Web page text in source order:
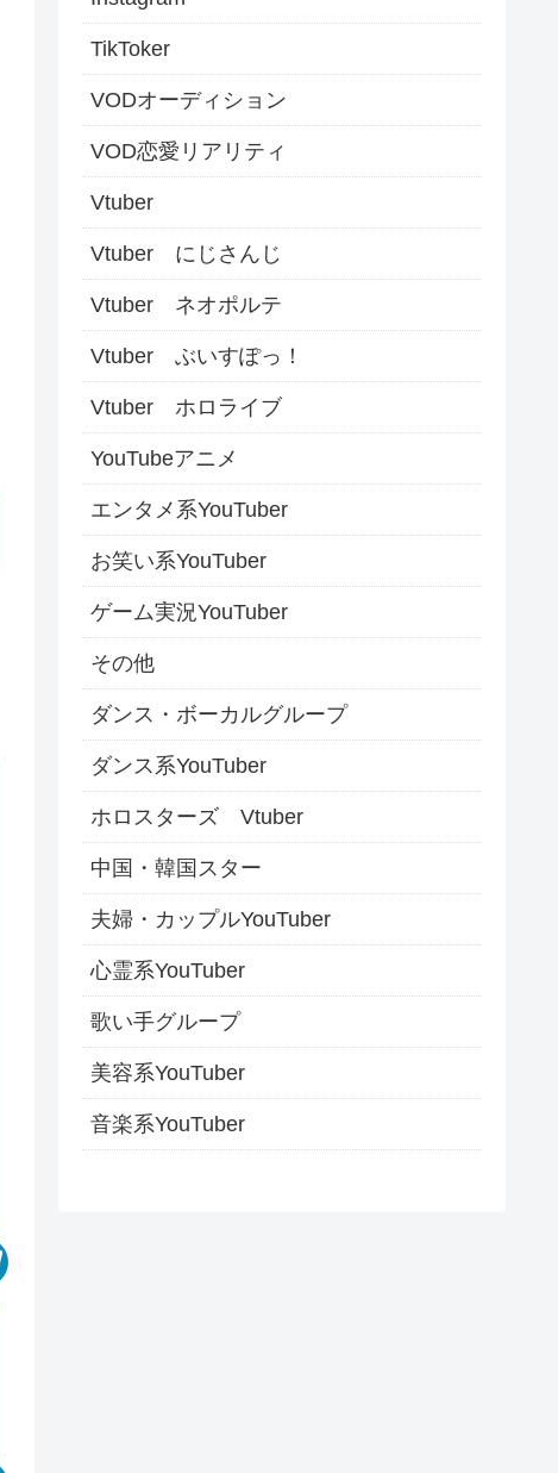
TikToker
VODオーディション
VOD恋愛リアリティ
Vtuber
Vtuber にじさんじ
Vtuber ネオポルテ
Vtuber ぶいすぽっ！
Vtuber ホロライブ
YouTubeアニメ
エンタメ系YouTuber
お笑い系YouTuber
ゲーム実況YouTuber
その他
ダンス・ボーカルグループ
ダンス系YouTuber
ホロスターズ Vtuber
中国・韓国スター
夫婦・カップルYouTuber
心霊系YouTuber
歌い手グループ
美容系YouTuber
音楽系YouTuber